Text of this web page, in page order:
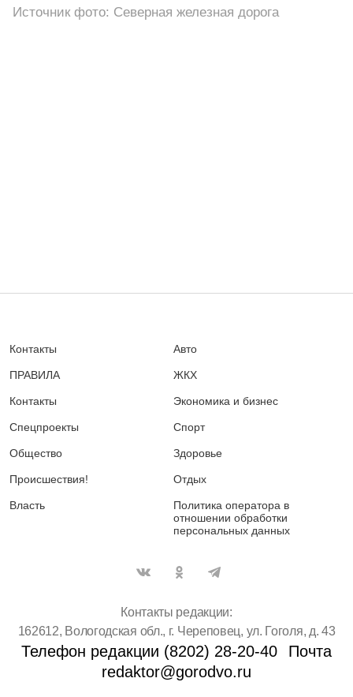
Источник фото: Северная железная дорога
Контакты
ПРАВИЛА
Контакты
Спецпроекты
Общество
Происшествия!
Власть
Авто
ЖКХ
Экономика и бизнес
Спорт
Здоровье
Отдых
Политика оператора в
отношении обработки
персональных данных
Контакты редакции:
162612, Вологодская обл., г. Череповец, ул. Гоголя, д. 43
Телефон редакции (8202) 28-20-40
Почта
redaktor@gorodvo.ru